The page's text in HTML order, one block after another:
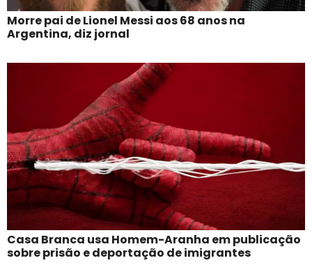
Morre pai de Lionel Messi aos 68 anos na
Argentina, diz jornal
Casa Branca usa Homem-Aranha em publicação
sobre prisão e deportação de imigrantes